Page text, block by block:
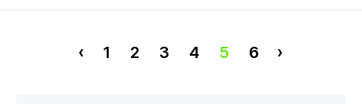
‹ 1 2 3 4 5 6 ›